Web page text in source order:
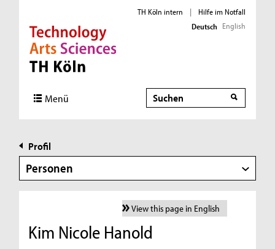
Direkt zur Hauptnavigation
Direkt zur Subnavigation
Direkt zum Inhalt
Direkt zum Fußbereich
TH Köln intern |
Hilfe im Notfall
Deutsch English
Menü Suche
Profil
Personen
View this page in English
Kim Nicole Hanold